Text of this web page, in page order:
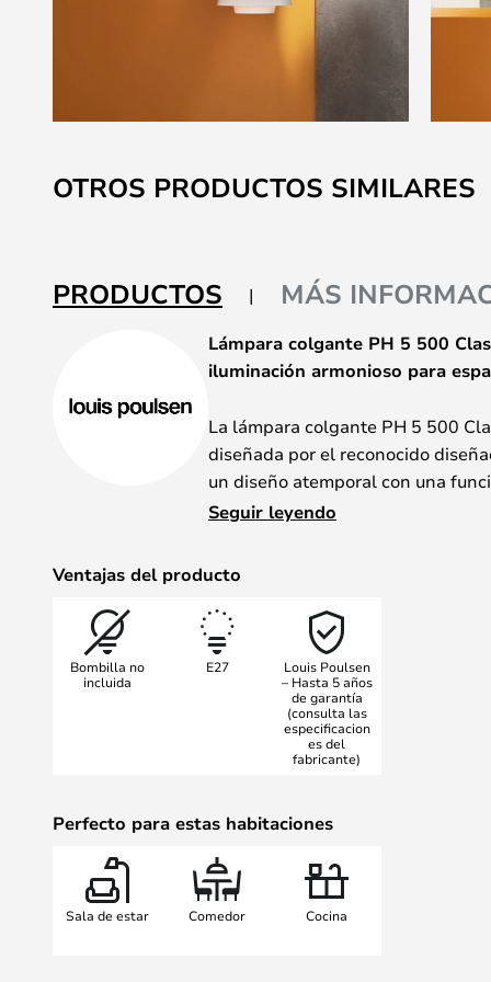
al
comienzo
galería
de
OTROS PRODUCTOS SIMILARES
PRODUCTOS MÁS
Lámpara colgante PH 5 500
iluminación armonioso para
La lámpara colgante PH 5 500
diseñada por el reconocido
un diseño atemporal con una
icónico concepto de pantalla de
un ambiente agradable. Ya sea
hogar y aporta toques de estilo.
El minucioso diseño de la
los principios de Henningsen
lugar a una interacción
Su acabado de alta calidad y su
Seguir leyendo
Ventajas del producto
Bombilla no
incluida
E27
Louis Poulsen
– Hasta 5 años
de garantía
(consulta las
especificacion
es del
fabricante)
Perfecto para estas habitaciones
Sala de estar Comedor Cocina